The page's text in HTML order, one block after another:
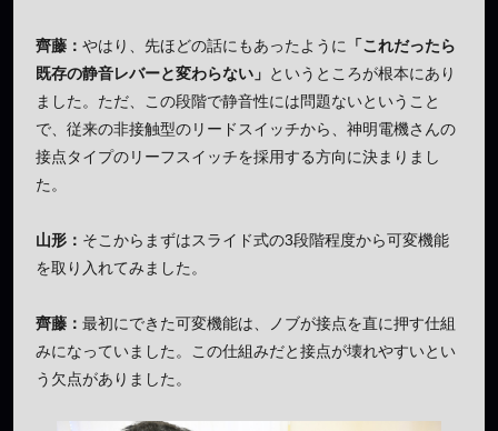
齊藤： やはり、先ほどの話にもあったように
「これだったら
既存の静音レバーと変わらない」 というところが根本にあり
ました。ただ、この段階で静音性には問題ないということ
で、従来の非接触型のリードスイッチから、神明電機さんの
接点タイプのリーフスイッチを採用する方向に決まりまし
た。
山形： そこからまずはスライド式の3段階程度から可変機能
を取り入れてみました。
齊藤： 最初にできた可変機能は、ノブが接点を直に押す仕組
みになっていました。この仕組みだと接点が壊れやすいとい
う欠点がありました。